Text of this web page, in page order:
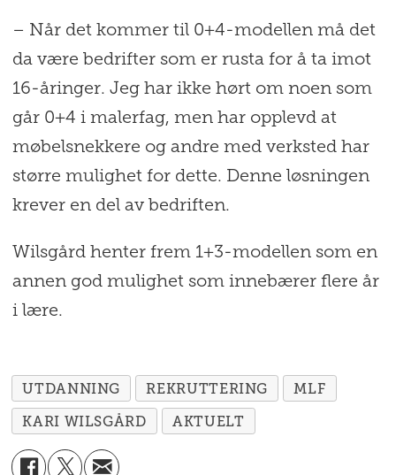
– Når det kommer til 0+4-modellen må det
da være bedrifter som er rusta for å ta imot
16-åringer. Jeg har ikke hørt om noen som
går 0+4 i malerfag, men har opplevd at
møbelsnekkere og andre med verksted har
større mulighet for dette. Denne løsningen
krever en del av bedriften.
Wilsgård henter frem 1+3-modellen som en
annen god mulighet som innebærer flere år
i lære.
UTDANNING REKRUTTERING
MLF
KARI WILSGÅRD
AKTUELT